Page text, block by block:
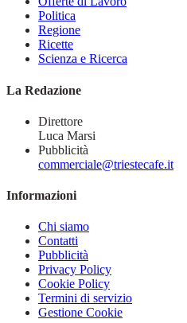
Politica
Regione
Ricette
Scienza e Ricerca
La Redazione
Direttore
Luca Marsi
Pubblicità
commerciale@triestecafe.it
Informazioni
Chi siamo
Contatti
Pubblicità
Privacy Policy
Cookie Policy
Termini di servizio
Gestione Cookie